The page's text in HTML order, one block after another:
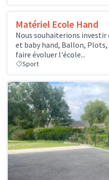
Matériel Ecole Hand
Nous souhaiterions
et baby hand, Ballon, Plots,
faire évoluer l'école...
Sport